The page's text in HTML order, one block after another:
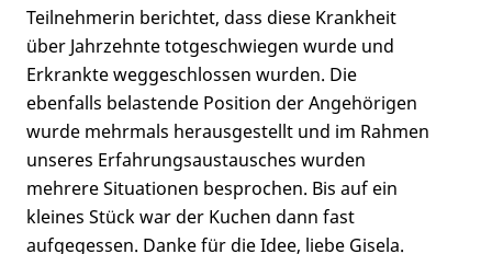
Teilnehmerin berichtet, dass diese Krankheit
über Jahrzehnte totgeschwiegen wurde und
Erkrankte weggeschlossen wurden. Die
ebenfalls belastende Position der Angehörigen
wurde mehrmals herausgestellt und im Rahmen
unseres Erfahrungsaustausches wurden
mehrere Situationen besprochen. Bis auf ein
kleines Stück war der Kuchen dann fast
aufgegessen. Danke für die Idee, liebe Gisela.